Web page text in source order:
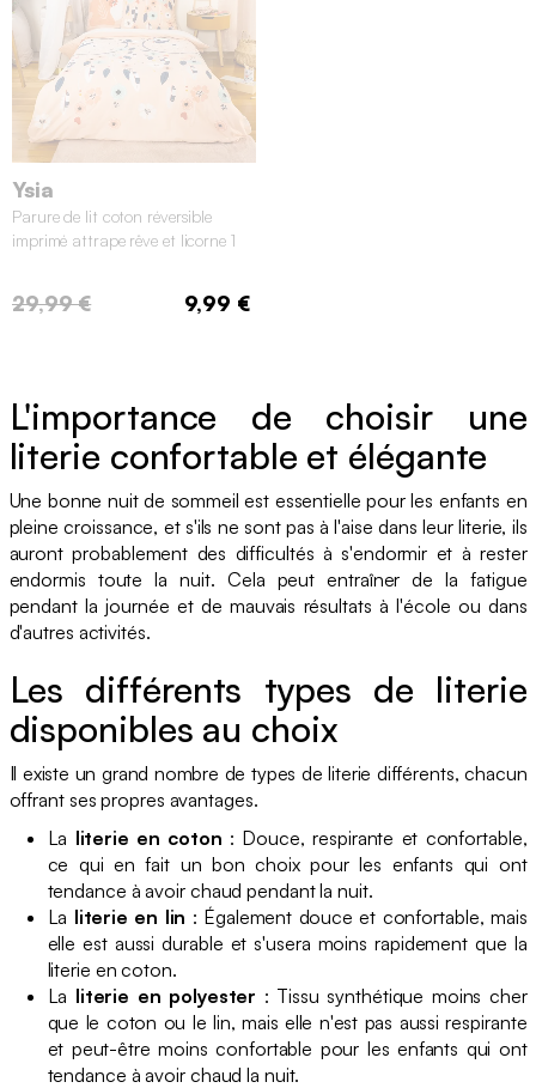
Ysia
Parure de lit coton réversible
imprimé attrape rêve et licorne 1
29,99 € 9,99 €
L'importance de choisir une
literie confortable et élégante
Une bonne nuit de sommeil est essentielle pour les enfants en
pleine croissance, et s'ils ne sont pas à l'aise dans leur literie, ils
auront probablement des difficultés à s'endormir et à rester
endormis toute la nuit. Cela peut entraîner de la fatigue
pendant la journée et de mauvais résultats à l'école ou dans
d'autres activités.
Les différents types de literie
disponibles au choix
Il existe un grand nombre de types de literie différents, chacun
offrant ses propres avantages.
La literie en coton : Douce, respirante et confortable,
ce qui en fait un bon choix pour les enfants qui ont
tendance à avoir chaud pendant la nuit.
La literie en lin : Également douce et confortable, mais
elle est aussi durable et s'usera moins rapidement que la
literie en coton.
La literie en polyester : Tissu synthétique moins cher
que le coton ou le lin, mais elle n'est pas aussi respirante
et peut-être moins confortable pour les enfants qui ont
tendance à avoir chaud la nuit.